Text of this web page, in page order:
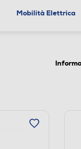
Mobilità Elettrica